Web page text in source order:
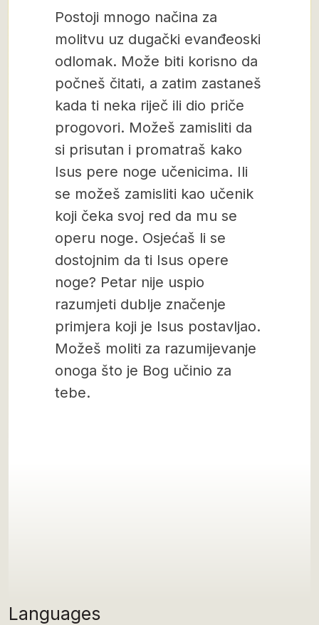
Languages
Postoji mnogo načina za
molitvu uz dugački evanđeoski
odlomak. Može biti korisno da
počneš čitati, a zatim zastaneš
kada ti neka riječ ili dio priče
progovori. Možeš zamisliti da
si prisutan i promatraš kako
Isus pere noge učenicima. Ili
se možeš zamisliti kao učenik
koji čeka svoj red da mu se
operu noge. Osjećaš li se
dostojnim da ti Isus opere
noge? Petar nije uspio
razumjeti dublje značenje
primjera koji je Isus postavljao.
Možeš moliti za razumijevanje
onoga što je Bog učinio za
tebe.